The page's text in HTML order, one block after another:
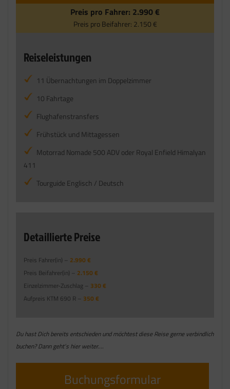
Preis pro Fahrer: 2.990 €
Preis pro Beifahrer: 2.150 €
Reiseleistungen
11 Übernachtungen im Doppelzimmer
10 Fahrtage
Flughafenstransfers
Frühstück und Mittagessen
Motorrad Nomade 500 ADV oder Royal Enfield Himalyan
411
Tourguide Englisch / Deutsch
Detaillierte Preise
Preis Fahrer(in) –
2.990 €
Preis Beifahrer(in) – 2.150 €
Einzelzimmer-Zuschlag – 330 €
Aufpreis KTM 690 R – 350 €
Du hast Dich bereits entschieden und möchtest diese Reise gerne verbindlich
buchen? Dann geht’s hier weiter….
Buchungsformular